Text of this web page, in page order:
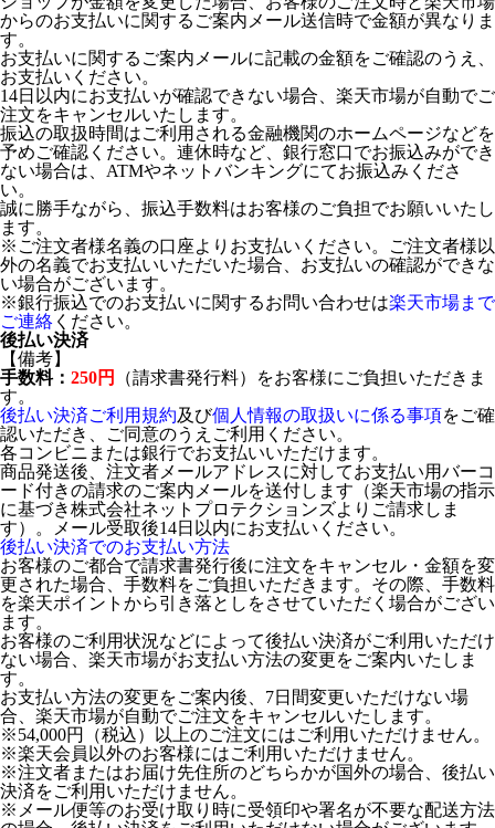
からのお支払いに関するご案内メール送信時で金額が異なりま
す。
お支払いに関するご案内メールに記載の金額をご確認のうえ、
お支払いください。
14日以内にお支払いが確認できない場合、楽天市場が自動でご
注文をキャンセルいたします。
振込の取扱時間はご利用される金融機関のホームページなどを
予めご確認ください。連休時など、銀行窓口でお振込みができ
ない場合は、ATMやネットバンキングにてお振込みくださ
い。
誠に勝手ながら、振込手数料はお客様のご負担でお願いいたし
ます。
※ご注文者様名義の口座よりお支払いください。ご注文者様以
外の名義でお支払いいただいた場合、お支払いの確認ができな
い場合がございます。
※銀行振込でのお支払いに関するお問い合わせは楽天市場まで
ご連絡 ください。
後払い決済
【備考】
手数料： 250円
（請求書発行料）をお客様にご負担いただきま
す。
後払い決済ご利用規約及び個人情報の取扱いに係る事項をご確
認いただき、ご同意のうえご利用ください。
各コンビニまたは銀行でお支払いいただけます。
商品発送後、注文者メールアドレスに対してお支払い用バーコ
ード付きの請求のご案内メールを送付します（楽天市場の指示
に基づき株式会社ネットプロテクションズよりご請求しま
す）。メール受取後14日以内にお支払いください。
後払い決済でのお支払い方法
お客様のご都合で請求書発行後に注文をキャンセル・金額を変
更された場合、手数料をご負担いただきます。その際、手数料
を楽天ポイントから引き落としをさせていただく場合がござい
ます。
お客様のご利用状況などによって後払い決済がご利用いただけ
ない場合、楽天市場がお支払い方法の変更をご案内いたしま
す。
お支払い方法の変更をご案内後、7日間変更いただけない場
合、楽天市場が自動でご注文をキャンセルいたします。
※54,000円（税込）以上のご注文にはご利用いただけません。
※楽天会員以外のお客様にはご利用いただけません。
※注文者またはお届け先住所のどちらかが国外の場合、後払い
決済をご利用いただけません。
※メール便等のお受け取り時に受領印や署名が不要な配送方法